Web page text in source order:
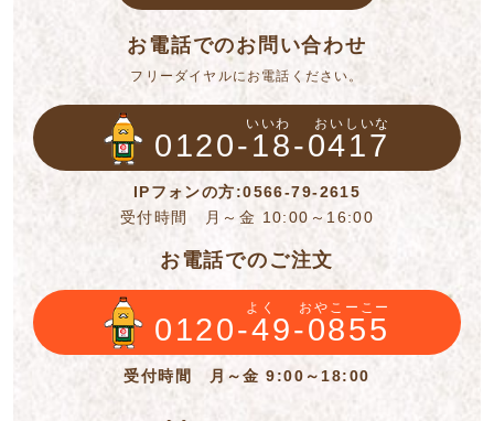
お電話でのお問い合わせ
フリーダイヤルにお電話ください。
いいわ おいしいな
0120-18-0417
IPフォンの方:0566-79-2615
受付時間 月～金 10:00～16:00
お電話でのご注文
よく おやこーこー
0120-49-0855
受付時間 月～金 9:00～18:00